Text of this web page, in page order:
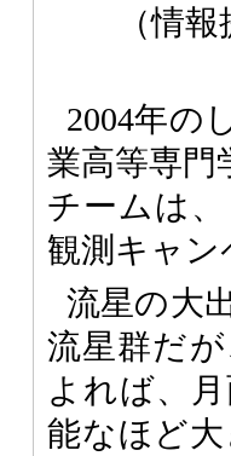
（情
2004年の
業高等専門
チームは
観測キャ
流星の大
流星群だ
よれば、
能なほど